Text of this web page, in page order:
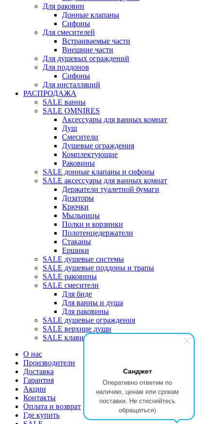
Санджет
Оперативно ответим по
наличию, ценам или срокам
поставки. Не стесняйтесь
обращаться)
Для раковин
Донные клапаны
Сифоны
Для смесителей
Встраиваемые части
Внешние части
Для душевых ограждений
Для поддонов
Сифоны
Для инсталляций
РАСПРОДАЖА
SALE ванны
SALE OMNIRES
Аксессуары для ванных комнат
Душ
Смесители
Душевые ограждения
Комплектующие
Раковины
SALE донные клапаны и сифоны
SALE аксессуары для ванных комнат
Держатели туалетной бумаги
Дозаторы
Крючки
Мыльницы
Полки и корзинки
Полотенцедержатели
Стаканы
Ершики
SALE душевые системы
SALE душевые поддоны и трапы
SALE раковины
SALE смесители
Для биде
Для ванны и душа
Для раковины
SALE душевые ограждения
SALE верхние души
SALE клавиши
О нас
Производители
Доставка
Гарантия
Акции
Контакты
Оплата и возврат
Где купить